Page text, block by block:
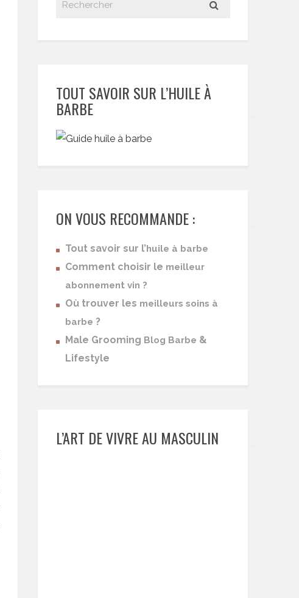
TOUT SAVOIR SUR L’HUILE À
BARBE
ON VOUS RECOMMANDE :
Tout savoir sur l’huile à barbe
Comment choisir le meilleur
abonnement vin ?
Où trouver les meilleurs soins à
barbe ?
Male Grooming Blog Barbe &
Lifestyle
L’ART DE VIVRE AU MASCULIN